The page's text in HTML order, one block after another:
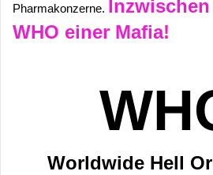
Pharmakonzerne.
WHO einer Mafia!
Worldwide Hell